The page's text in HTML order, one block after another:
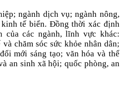
ngành dịch vụ; ngành nông,
tế biển. Đồng thời xác định
của các ngành, lĩnh vực khác:
chăm sóc sức khỏe nhân dân;
mới sáng tạo; văn hóa và thể
an sinh xã hội; quốc phòng, an